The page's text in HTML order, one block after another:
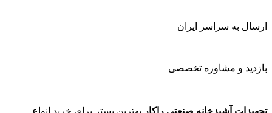
ارسال به سراسر ایران
بازدید و مشاوره تخصصی
تجهیزات آشپزخانه صنعتی راکار بهترین بستر برای خرید انواع